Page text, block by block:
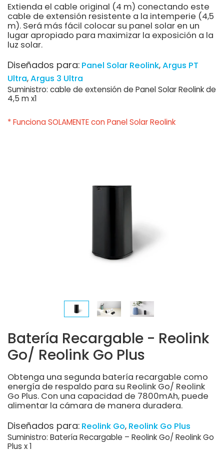
Extienda el cable original (4 m) conectando este
cable de extensión resistente a la intemperie (4,5
m). Será más fácil colocar su panel solar en un
lugar apropiado para maximizar la exposición a la
luz solar.
Diseñados para: Panel Solar Reolink Argus PT
Ultra Argus 3 Ultra
Suministro: cable de extensión de Panel Solar Reolink de
4,5 m x1
* Funciona SOLAMENTE con Panel Solar Reolink
Batería Recargable - Reolink
Go/ Reolink Go Plus
Obtenga una segunda batería recargable como
energía de respaldo para su Reolink Go/ Reolink
Go Plus. Con una capacidad de 7800mAh, puede
alimentar la cámara de manera duradera.
Diseñados para: Reolink Go Reolink Go Plus
Suministro: Batería Recargable – Reolink Go/ Reolink Go
Plus x 1